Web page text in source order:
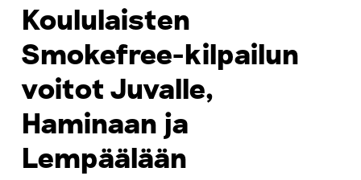
Koululaisten
Smokefree-kilpailun
voitot Juvalle,
Haminaan ja
Lempäälään